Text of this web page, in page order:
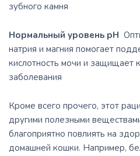
зубного камня
Нормальный уровень рН
натрия и магния помогает
кислотность мочи и защищает
заболевания
Кроме всего прочего, этот
другими полезными
благоприятно повлиять на
домашней кошки. Например,